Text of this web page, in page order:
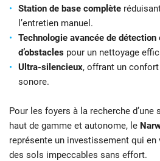
Station de base complète
l’entretien manuel.
Technologie avancée de détection
d’obstacles pour un nettoyage
Ultra-silencieux, offrant un
sonore.
Pour les foyers à la recherche
haut de gamme et autonome, le
représente un investissement qui
des sols impeccables sans effort.